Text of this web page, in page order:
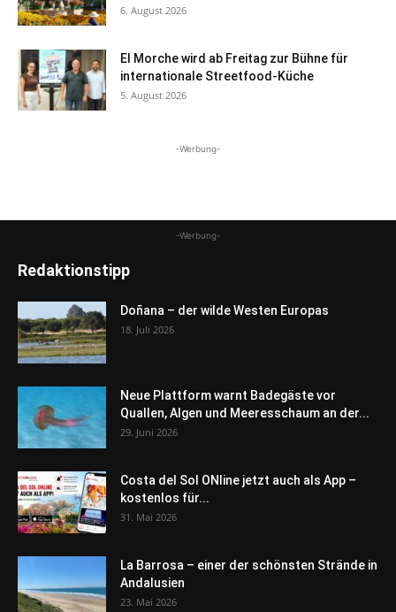
6. August 2026
El Morche wird ab Freitag zur Bühne für
internationale Streetfood-Küche
5. August 2026
-Werbung-
-Werbung-
Redaktionstipp
Doñana – der wilde Westen Europas
18. Juli 2026
Neue Plattform warnt Badegäste vor
Quallen, Algen und Meeresschaum an der...
29. Juni 2026
Costa del Sol ONline jetzt auch als App –
kostenlos für...
31. Mai 2026
La Barrosa – einer der schönsten Strände in
Andalusien
23. Mai 2026